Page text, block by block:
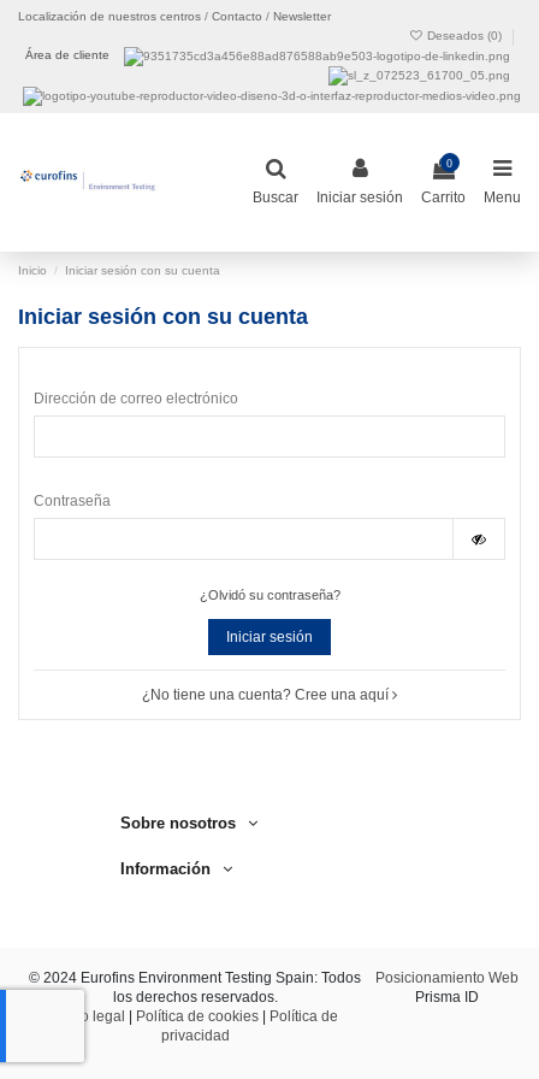
Localización de nuestros centros / Contacto / Newsletter
Deseados (0)
Área de cliente
Buscar Iniciar sesión
0
Carrito Menu
Inicio Iniciar sesión con su cuenta
Iniciar sesión con su cuenta
Dirección de correo electrónico
Contraseña
¿Olvidó su contraseña?
Iniciar sesión
¿No tiene una cuenta? Cree una aquí
Sobre nosotros
Información
© 2024 Eurofins Environment Testing Spain: Todos
los derechos reservados.
Aviso legal | Política de cookies| Política de
privacidad
Posicionamiento Web
Prisma ID